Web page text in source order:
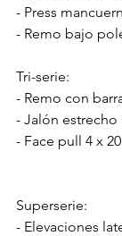
- Press
- Remo bajo
Tri-serie:
- Remo con
- Jalón estrecho
- Face pull 4 x 20
Superserie:
- Elevaciones